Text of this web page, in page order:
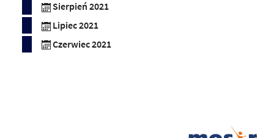
Sierpień 2021
Lipiec 2021
Czerwiec 2021